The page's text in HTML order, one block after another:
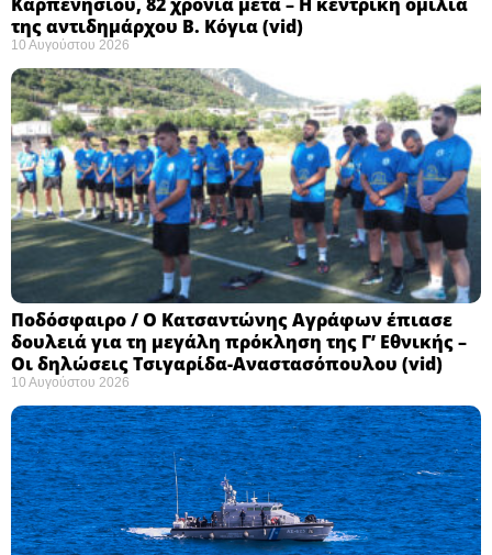
Καρπενησίου, 82 χρόνια μετά – Η κεντρική ομιλία
της αντιδημάρχου Β. Κόγια (vid)
10 Αυγούστου 2026
Ποδόσφαιρο / Ο Κατσαντώνης Αγράφων έπιασε
δουλειά για τη μεγάλη πρόκληση της Γ’ Εθνικής –
Οι δηλώσεις Τσιγαρίδα-Αναστασόπουλου (vid)
10 Αυγούστου 2026